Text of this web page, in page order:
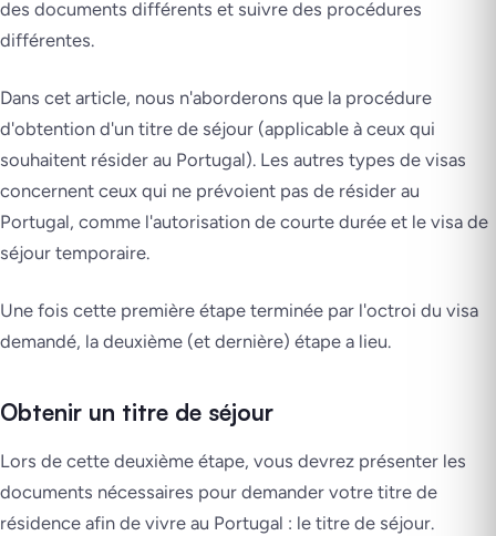
des documents différents et suivre des procédures
différentes.
Dans cet article, nous n'aborderons que la procédure
d'obtention d'un titre de séjour (applicable à ceux qui
souhaitent résider au Portugal). Les autres types de visas
concernent ceux qui ne prévoient pas de résider au
Portugal, comme l'autorisation de courte durée et le visa de
séjour temporaire.
Une fois cette première étape terminée par l'octroi du visa
demandé, la deuxième (et dernière) étape a lieu.
Obtenir un titre de séjour
Lors de cette deuxième étape, vous devrez présenter les
documents nécessaires pour demander votre titre de
résidence afin de vivre au Portugal : le titre de séjour.